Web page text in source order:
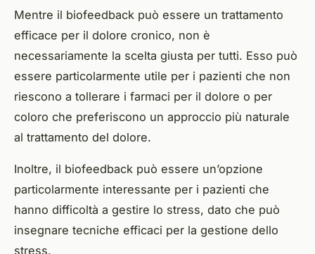
Mentre il biofeedback può essere un trattamento
efficace per il dolore cronico, non è
necessariamente la scelta giusta per tutti. Esso può
essere particolarmente utile per i pazienti che non
riescono a tollerare i farmaci per il dolore o per
coloro che preferiscono un approccio più naturale
al trattamento del dolore.
Inoltre, il biofeedback può essere un’opzione
particolarmente interessante per i pazienti che
hanno difficoltà a gestire lo stress, dato che può
insegnare tecniche efficaci per la gestione dello
stress.